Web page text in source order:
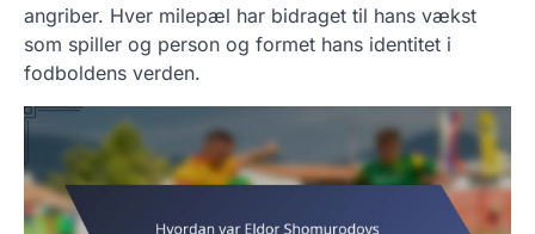
angriber. Hver milepæl har bidraget til hans vækst
som spiller og person og formet hans identitet i
fodboldens verden.